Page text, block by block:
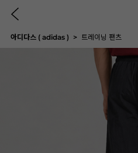
아디다스 ( adidas ) 트레이닝 팬츠